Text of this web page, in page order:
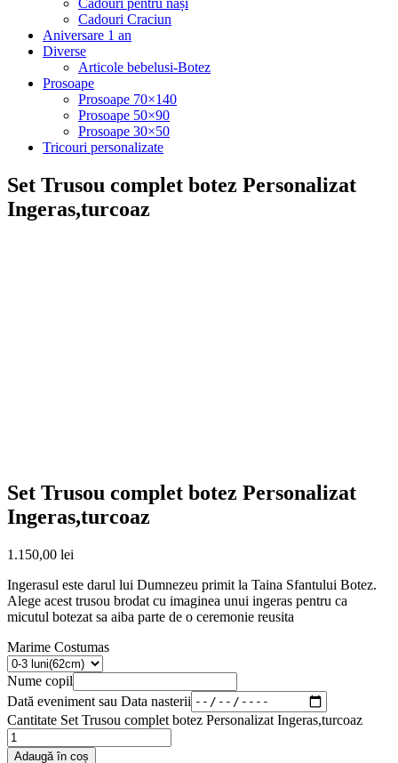
Cadouri pentru nași
Cadouri Craciun
Aniversare 1 an
Diverse
Articole bebelusi-Botez
Prosoape
Prosoape 70×140
Prosoape 50×90
Prosoape 30×50
Tricouri personalizate
Set Trusou complet botez Personalizat
Ingeras,turcoaz
Set Trusou complet botez Personalizat
Ingeras,turcoaz
1.150,00 lei
Ingerasul este darul lui Dumnezeu primit la Taina Sfantului Botez.
Alege acest trusou brodat cu imaginea unui ingeras pentru ca
micutul botezat sa aiba parte de o ceremonie reusita
Marime Costumas
Nume copil
Dată eveniment sau Data nasterii
Cantitate Set Trusou complet botez Personalizat Ingeras,turcoaz
Adaugă în coș